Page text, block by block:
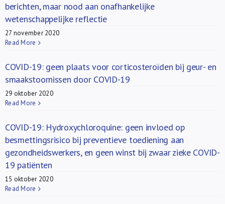
berichten, maar nood aan onafhankelijke
wetenschappelijke reflectie
27 november 2020
Read More
COVID-19: geen plaats voor corticosteroïden bij geur- en
smaakstoornissen door COVID-19
29 oktober 2020
Read More
COVID-19: Hydroxychloroquine: geen invloed op
besmettingsrisico bij preventieve toediening aan
gezondheidswerkers, en geen winst bij zwaar zieke COVID-
19 patiënten
15 oktober 2020
Read More